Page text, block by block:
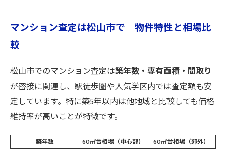
マンション査定は松山市で｜物件特性と相場比
較
松山市でのマンション査定は築年数・専有面積・間取り
が密接に関連し、駅徒歩圏や人気学区内では査定額も安
定しています。特に築5年以内は他地域と比較しても価格
維持率が高いことが特徴です。
築年数 60㎡台相場（中心部）
60㎡台相場（郊外）